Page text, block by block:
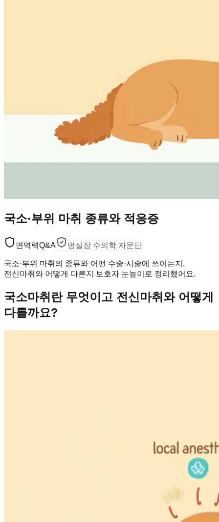
국소·부위 마취 종류와 적응증
면역력Q&A 멍실장 수의학 자문단
국소·부위 마취의 종류와 어떤 수술·시술에 쓰이는지,
전신마취와 어떻게 다른지 보호자 눈높이로 정리했어요.
국소마취란 무엇이고 전신마취와 어떻게
다를까요?